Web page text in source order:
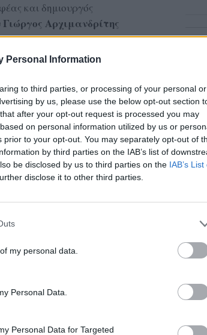
Personal Information
to third parties, or processing of your personal or
by us, please use the below opt-out section
after your opt-out request is processed you may
on personal information utilized by us or
to your opt-out. You may separately opt-out of
by third parties on the IAB’s list of
be disclosed by us to third parties on the IAB’s List
disclose it to other third parties.
my personal data.
Personal Data.
Personal Data for Targeted
και δημιουργός
Γιώργος Αρχιμανδρίτης
πρωτότυπη διάλεξη
ο πολιτισμός και η
Καμύ.